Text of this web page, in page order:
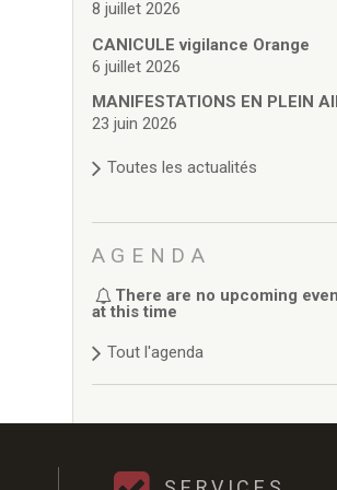
8 juillet 2026
CANICULE vigilance Orange
6 juillet 2026
MANIFESTATIONS EN PLEIN
23 juin 2026
Toutes les actualités
AGENDA
There are no upcoming
at this time
Tout l'agenda